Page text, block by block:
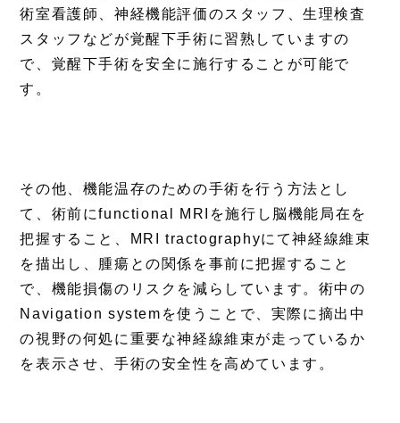
術室看護師、神経機能評価のスタッフ、生理検査
スタッフなどが覚醒下手術に習熟していますの
で、覚醒下手術を安全に施行することが可能で
す。
その他、機能温存のための手術を行う方法とし
て、術前にfunctional MRIを施行し脳機能局在を
把握すること、MRI tractographyにて神経線維束
を描出し、腫瘍との関係を事前に把握すること
で、機能損傷のリスクを減らしています。術中の
Navigation systemを使うことで、実際に摘出中
の視野の何処に重要な神経線維束が走っているか
を表示させ、手術の安全性を高めています。